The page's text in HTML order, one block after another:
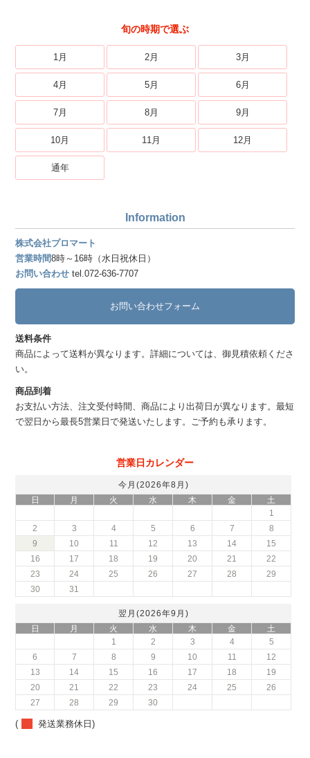
旬の時期で選ぶ
1月 2月 3月
4月 5月 6月
7月 8月 9月
10月 11月 12月
通年
Information
株式会社プロマート
営業時間8時～16時（水日祝休日）
お問い合わせ tel.072-636-7707
お問い合わせフォーム
送料条件
商品によって送料が異なります。詳細については、御見積依頼くださ
い。
商品到着
お支払い方法、注文受付時間、商品により出荷日が異なります。最短
で翌日から最長5営業日で発送いたします。ご予約も承ります。
営業日カレンダー
今月(2026年8月)
日
月 火 水 木 金
土
1
2
3 4 5 6 7
8
9
10 11 12 13 14
15
16
17 18 19 20 21
22
23
24 25 26 27 28
29
30
31
翌月(2026年9月)
日
月 火 水 木 金
土
1
2 3 4
5
6
7 8 9 10 11
12
13
14 15 16 17 18
19
20
21 22 23 24 25
26
27
28 29 30
( 発送業務休日)